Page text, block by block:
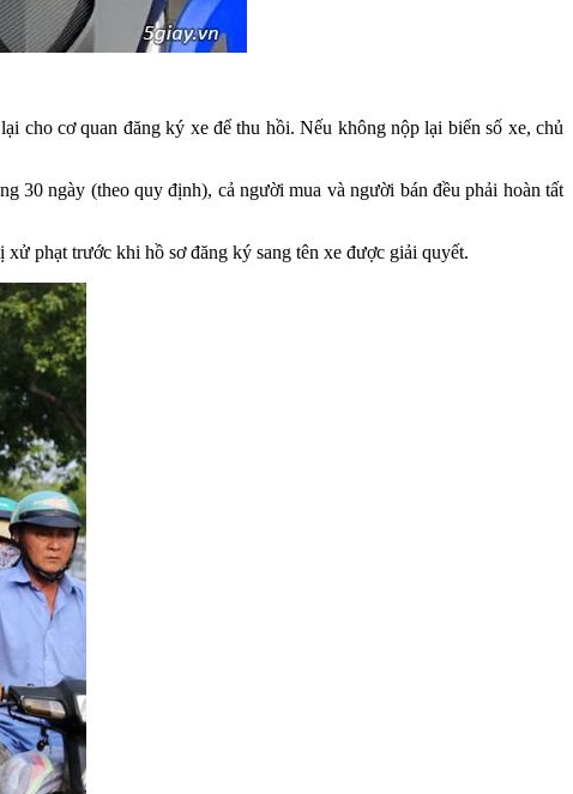
cho cơ quan đăng ký xe để thu hồi. Nếu không nộp lại biển số xe, chủ
30 ngày (theo quy định), cả người mua và người bán đều phải hoàn tất
phạt trước khi hồ sơ đăng ký sang tên xe được giải quyết.